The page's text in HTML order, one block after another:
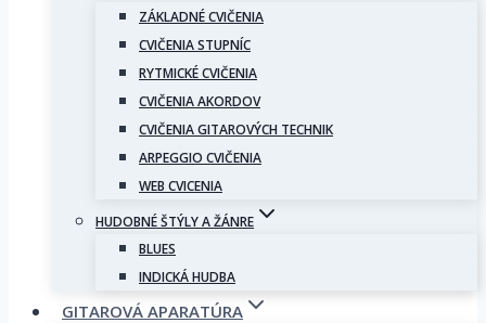
ZÁKLADNÉ CVIČENIA
CVIČENIA STUPNÍC
RYTMICKÉ CVIČENIA
CVIČENIA AKORDOV
CVIČENIA GITAROVÝCH TECHNIK
ARPEGGIO CVIČENIA
WEB CVICENIA
HUDOBNÉ ŠTÝLY A ŽÁNRE
BLUES
INDICKÁ HUDBA
GITAROVÁ APARATÚRA